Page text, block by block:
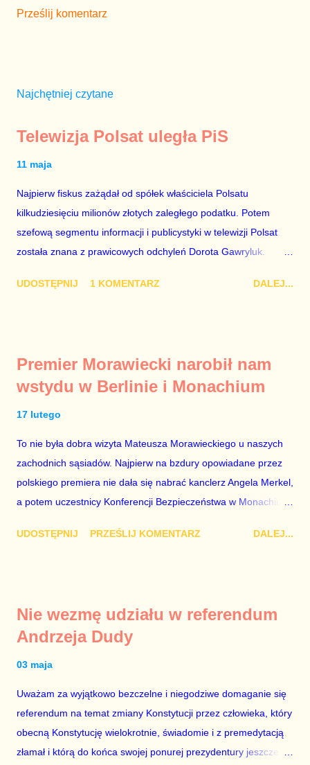
Prześlij komentarz
Najchętniej czytane
Telewizja Polsat uległa PiS
11 maja
Najpierw fiskus zażądał od spółek właściciela Polsatu
kilkudziesięciu milionów złotych zaległego podatku. Potem
szefową segmentu informacji i publicystyki w telewizji Polsat
została znana z prawicowych odchyleń Dorota Gawryluk.
marionetka partii rządzącej, żona agenta SB, który jest obecnie
tylko tam, gdzie nie ma trudnych pytań. Taki obrót spraw
przyjmuję ze smutkiem. Właściciela Polsatu – Zygmunta
znowu dał się złamać partii Jarosława Kaczyńskiego. Znowu,
bo w 2007 roku też tak się stało. Na kilka tygodni przed
przedterminowymi wyborami parlamentarnymi do biur Solorza
politycy PiS wysłali Agencję Bezpieczeństwa Wewnętrznego, a
UDOSTĘPNIJ 1 KOMENTARZ DALEJ...
Premier Morawiecki narobił nam
wstydu w Berlinie i Monachium
17 lutego
To nie była dobra wizyta Mateusza Morawieckiego u naszych
zachodnich sąsiadów. Najpierw na bzdury opowiadane przez
polskiego premiera nie dała się nabrać kanclerz Angela Merkel,
a potem uczestnicy Konferencji Bezpieczeństwa w Monachium.
Merkel i Morawieckiego narastało we mnie zażenowanie. Było
brednie, że Polska może być motorem wzrostu gospodarczego
całej Unii Europejskiej. To tak, jakby rower miał ciągnąć
z roku 1951, czyli czasów stalinizmu. To pewnie dlatego, że nie
chciało mu przejść przez gardło pochwalenie gospodarczej
sytuacji naszego kraju z lat 2007-2015. Bardzo to małe i
smutne – niegodne premiera polskiego rządu. Generalnie, M...
UDOSTĘPNIJ PRZEŚLIJ KOMENTARZ DALEJ...
Nie wezmę udziału w referendum
Andrzeja Dudy
03 maja
Uważam za wyjątkowo bezczelne i niegodziwe domaganie się
referendum na temat zmiany Konstytucji przez człowieka, który
obecną Konstytucję wielokrotnie, świadomie i z premedytacją
złamał i którą do końca swojej ponurej prezydentury jeszcze